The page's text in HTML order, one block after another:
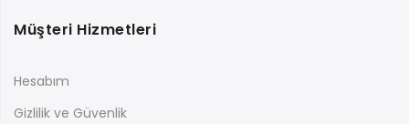
Müşteri Hizmetleri
Hesabım
Gizlilik ve Güvenlik